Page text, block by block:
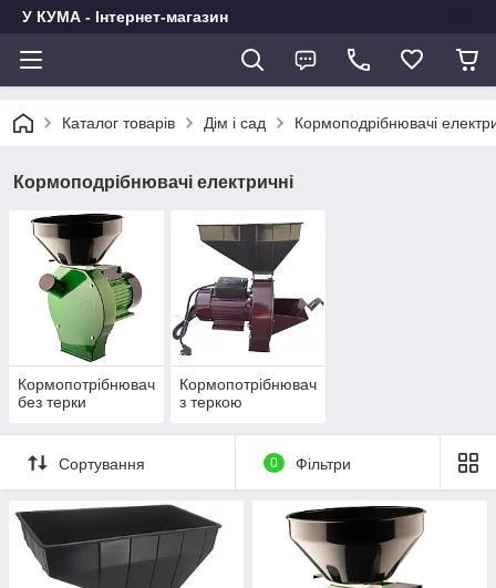
У КУМА - Інтернет-магазин
Каталог товарів Дім і сад Кормоподрібнювачі
Кормоподрібнювачі електричні
Кормопотрібнювач
без терки
Кормопотрібнювач
з теркою
Сортування 0 Фільтри